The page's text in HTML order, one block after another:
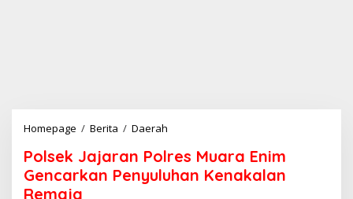
Homepage / Berita / Daerah
l
s
e
Polsek Jajaran Polres Muara Enim
Gencarkan Penyuluhan Kenakalan
Remaja